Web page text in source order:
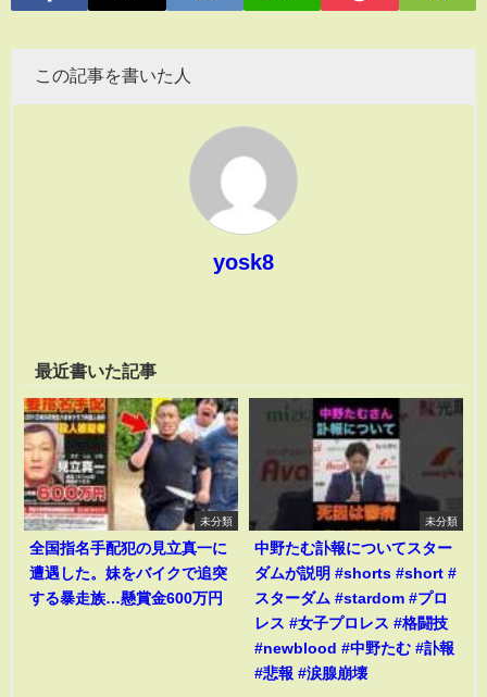
この記事を書いた人
yosk8
最近書いた記事
未分類
全国指名手配犯の見立真一に
遭遇した。妹をバイクで追突
する暴走族…懸賞金600万円
未分類
中野たむ訃報についてスター
ダムが説明 #shorts #short #
スターダム #stardom #プロ
レス #女子プロレス #格闘技
#newblood #中野たむ #訃報
#悲報 #涙腺崩壊